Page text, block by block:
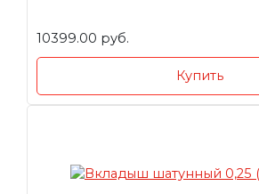
10399.00 руб.
Купить